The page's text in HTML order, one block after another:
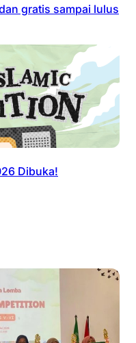
gratis sampai lulus
Dibuka!